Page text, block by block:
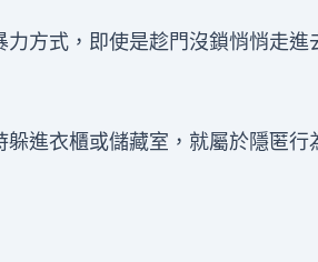
方式，即使是趁門沒鎖悄悄走進
進衣櫃或儲藏室，就屬於隱匿行